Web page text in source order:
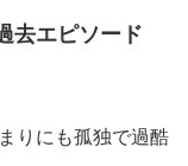
去エピソード
りにも孤独で過酷